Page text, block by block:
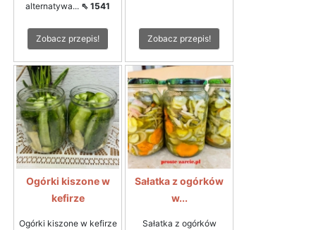
alternatywa... ⇖ 1541
Zobacz przepis! Zobacz przepis!
Ogórki kiszone w
kefirze
Ogórki kiszone w kefirze
Sałatka z ogórków
w...
Sałatka z ogórków